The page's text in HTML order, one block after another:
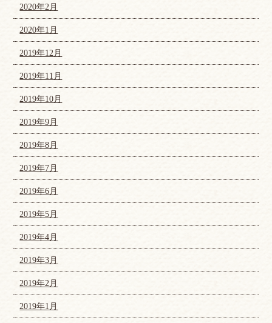
2020年2月
2020年1月
2019年12月
2019年11月
2019年10月
2019年9月
2019年8月
2019年7月
2019年6月
2019年5月
2019年4月
2019年3月
2019年2月
2019年1月